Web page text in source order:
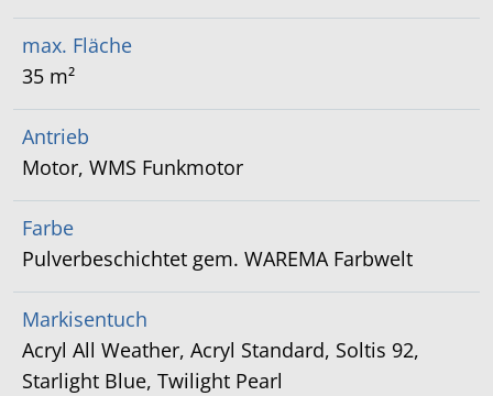
max. Fläche
35 m²
Antrieb
Motor, WMS Funkmotor
Farbe
Pulverbeschichtet gem. WAREMA Farbwelt
Markisentuch
Acryl All Weather, Acryl Standard, Soltis 92,
Starlight Blue, Twilight Pearl